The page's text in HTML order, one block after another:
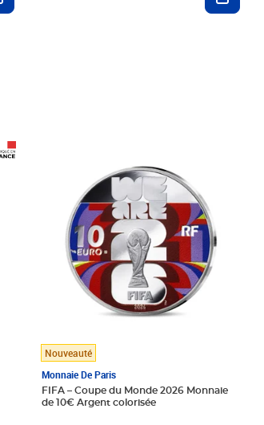
Nouveauté
Monnaie De Paris
FIFA – Coupe du Monde 2026 Monnaie
de 10€ Argent colorisée